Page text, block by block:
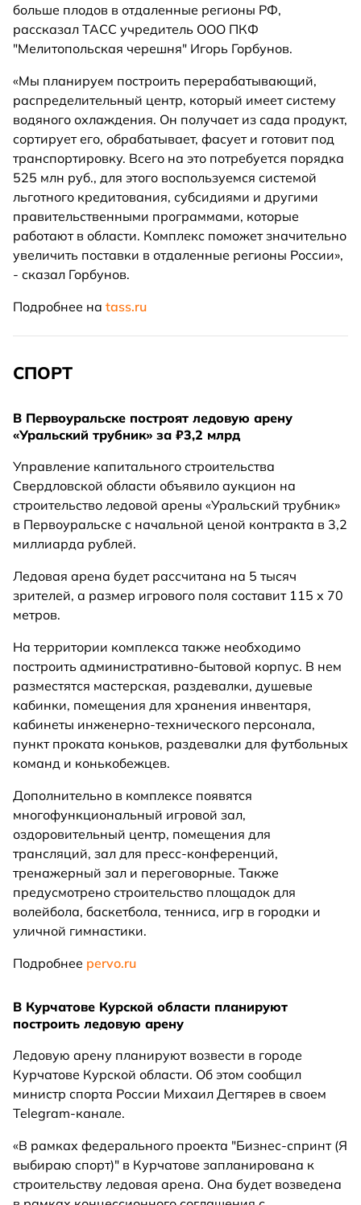
больше плодов в отдаленные регионы РФ,
рассказал ТАСС учредитель ООО ПКФ
"Мелитопольская черешня" Игорь Горбунов.
«Мы планируем построить перерабатывающий,
распределительный центр, который имеет систему
водяного охлаждения. Он получает из сада продукт,
сортирует его, обрабатывает, фасует и готовит под
транспортировку. Всего на это потребуется порядка
525 млн руб., для этого воспользуемся системой
льготного кредитования, субсидиями и другими
правительственными программами, которые
работают в области. Комплекс поможет значительно
увеличить поставки в отдаленные регионы России»,
- сказал Горбунов.
Подробнее на tass.ru
СПОРТ
В Первоуральске построят ледовую арену
«Уральский трубник» за ₽3,2 млрд
Управление капитального строительства
Свердловской области объявило аукцион на
строительство ледовой арены «Уральский трубник»
в Первоуральске с начальной ценой контракта в 3,2
миллиарда рублей.
Ледовая арена будет рассчитана на 5 тысяч
зрителей, а размер игрового поля составит 115 х 70
метров.
На территории комплекса также необходимо
построить административно-бытовой корпус. В нем
разместятся мастерская, раздевалки, душевые
кабинки, помещения для хранения инвентаря,
кабинеты инженерно-технического персонала,
пункт проката коньков, раздевалки для футбольных
команд и конькобежцев.
Дополнительно в комплексе появятся
многофункциональный игровой зал,
оздоровительный центр, помещения для
трансляций, зал для пресс-конференций,
тренажерный зал и переговорные. Также
предусмотрено строительство площадок для
волейбола, баскетбола, тенниса, игр в городки и
уличной гимнастики.
Подробнее pervo.ru
В Курчатове Курской области планируют
построить ледовую арену
Ледовую арену планируют возвести в городе
Курчатове Курской области. Об этом сообщил
министр спорта России Михаил Дегтярев в своем
Telegram-канале.
«В рамках федерального проекта "Бизнес-спринт (Я
выбираю спорт)" в Курчатове запланирована к
строительству ледовая арена. Она будет возведена